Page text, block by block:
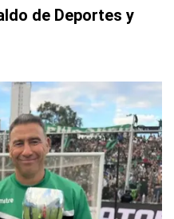
de Deportes y